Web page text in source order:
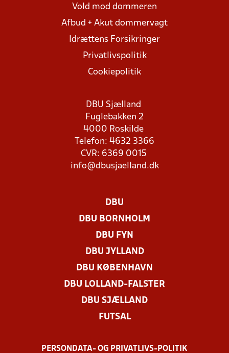
Vold mod dommeren
Afbud + Akut dommervagt
Idrættens Forsikringer
Privatlivspolitik
Cookiepolitik
DBU Sjælland
Fuglebakken 2
4000 Roskilde
Telefon: 4632 3366
CVR: 6369 0015
info@dbusjaelland.dk
DBU
DBU BORNHOLM
DBU FYN
DBU JYLLAND
DBU KØBENHAVN
DBU LOLLAND-FALSTER
DBU SJÆLLAND
FUTSAL
PERSONDATA- OG PRIVATLIVS-POLITIK